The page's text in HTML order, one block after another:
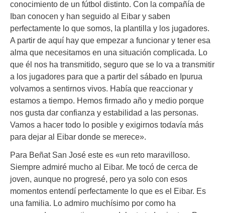
conocimiento de un fútbol distinto. Con la compañía de
Iban conocen y han seguido al Eibar y saben
perfectamente lo que somos, la plantilla y los jugadores.
A partir de aquí hay que empezar a funcionar y tener esa
alma que necesitamos en una situación complicada. Lo
que él nos ha transmitido, seguro que se lo va a transmitir
a los jugadores para que a partir del sábado en Ipurua
volvamos a sentirnos vivos. Había que reaccionar y
estamos a tiempo. Hemos firmado año y medio porque
nos gusta dar confianza y estabilidad a las personas.
Vamos a hacer todo lo posible y exigirnos todavía más
para dejar al Eibar donde se merece».
Para Beñat San José este es «un reto maravilloso.
Siempre admiré mucho al Eibar. Me tocó de cerca de
joven, aunque no progresé, pero ya solo con esos
momentos entendí perfectamente lo que es el Eibar. Es
una familia. Lo admiro muchísimo por como ha